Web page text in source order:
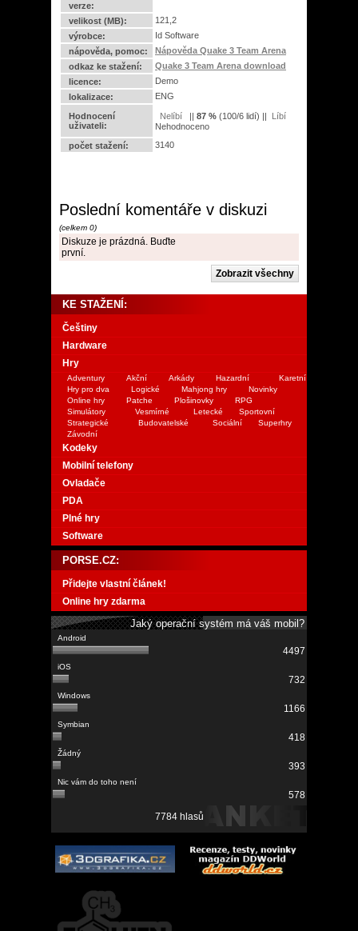
verze:
velikost (MB):
121,2
výrobce:
Id Software
nápověda, pomoc:
Nápověda Quake 3 Team Arena
odkaz ke stažení:
Quake 3 Team Arena download
licence:
Demo
lokalizace:
ENG
Hodnocení
uživateli:
|| 87 % (100/6 lidí) ||
Nehodnoceno
počet stažení:
3140
Poslední komentáře v diskuzi
(celkem 0)
Diskuze je prázdná. Buďte
první.
KE STAŽENÍ:
Češtiny
Hardware
Hry
Adventury Akční Arkády Hazardní
Karetní
Hry pro dva
Logické Mahjong hry
Novinky
Online hry
Patche Plošinovky
RPG
Simulátory
Vesmírné Letecké
Sportovní
Strategické
Budovatelské Sociální
Superhry
Závodní
Kodeky
Mobilní telefony
Ovladače
PDA
Plné hry
Software
PORSE.CZ:
Přidejte vlastní článek!
Online hry zdarma
Jaký operační systém má váš mobil?
4497
732
1166
418
393
578
7784 hlasů